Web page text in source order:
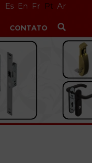
Es En Fr Pt Ar
CONTATO